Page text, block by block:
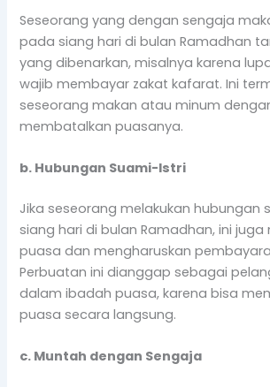
Seseorang yang dengan sengaja
pada siang hari di bulan Ramadhan
yang dibenarkan, misalnya karena
wajib membayar zakat kafarat. Ini
seseorang makan atau minum
membatalkan puasanya.
b. Hubungan Suami-Istri
Jika seseorang melakukan hubungan
siang hari di bulan Ramadhan, ini
puasa dan mengharuskan
Perbuatan ini dianggap sebagai
dalam ibadah puasa, karena bisa
puasa secara langsung.
c. Muntah dengan Sengaja